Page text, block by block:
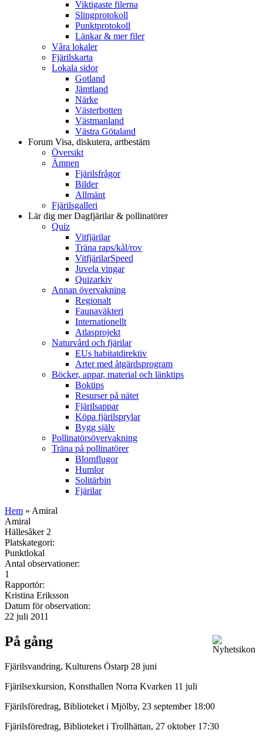
Viktigaste filerna
Slingprotokoll
Punktprotokoll
Länkar & mer filer
Våra lokaler
Fjärilskarta
Lokala sidor
Gotland
Jämtland
Närke
Västerbotten
Västmanland
Västra Götaland
Forum Visa, diskutera, artbestäm
Översikt
Ämnen
Fjärilsfrågor
Bilder
Allmänt
Fjärilsgalleri
Lär dig merDagfjärilar & pollinatörer
Quiz
Vitfjärilar
Träna raps/kål/rov
VitfjärilarSpeed
Juvela vingar
Quizarkiv
Annan övervakning
Regionalt
Faunaväkteri
Internationellt
Atlasprojekt
Naturvård och fjärilar
EUs habitatdirektiv
Arter med åtgärdsprogram
Böcker, appar, material och länktips
Boktips
Resurser på nätet
Fjärilsappar
Köpa fjärilsprylar
Bygg själv
Pollinatörsövervakning
Träna på pollinatörer
Blomflugor
Humlor
Solitärbin
Fjärilar
Hem » Amiral
Amiral
Hällesåker 2
Platskategori:
Punktlokal
Antal observationer:
1
Rapportör:
Kristina Eriksson
Datum för observation:
22 juli 2011
På gång
Fjärilsvandring, Kulturens Östarp 28 juni
Fjärilsexkursion, Konsthallen Norra Kvarken 11 juli
Fjärilsföredrag, Biblioteket i Mjölby, 23 september 18:00
Fjärilsföredrag, Biblioteket i Trollhättan, 27 oktober 17:30